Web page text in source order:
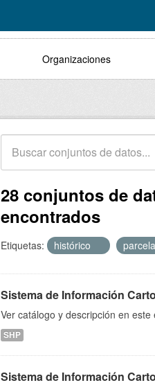
Organizaciones
28 conjuntos de
encontrados
Etiquetas: histórico parcela
Sistema de Información
Ver catálogo y descripción en este
SHP
Sistema de Información